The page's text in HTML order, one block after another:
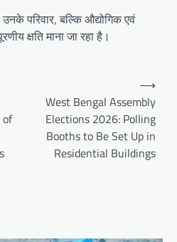
परिवार, बल्कि औद्योगिक एवं
क्षति माना जा रहा है।
of
West Bengal Assembly
Elections 2026: Polling
Booths to Be Set Up in
Residential Buildings
⟶